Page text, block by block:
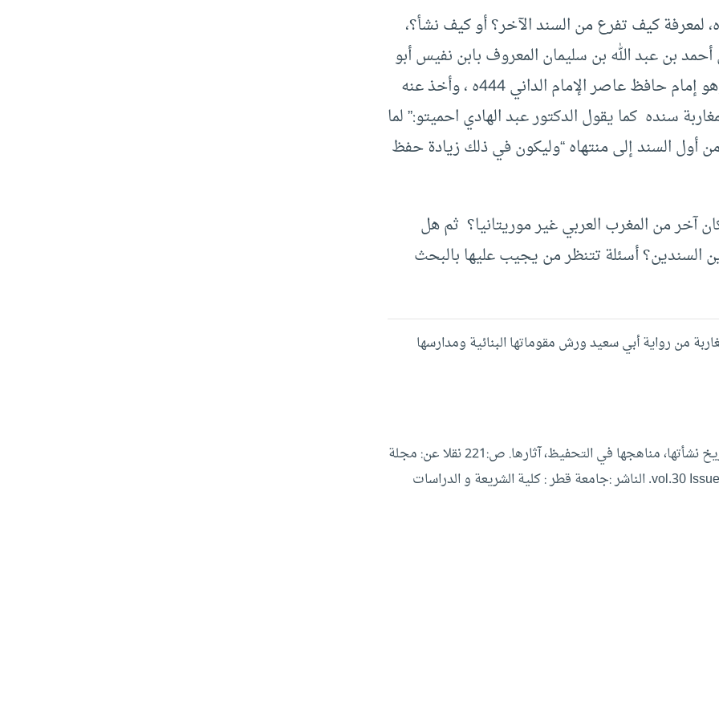
لمعرفة كيف تفرع من السند الآخر؟ أو كيف نشأ؟،
بن عبد الله بن سليمان المعروف بابن نفيس أبو
العباس الطرابلسي الأصل ثم المصري ت 453 هـ ، وهو إمام حافظ عاصر الإمام الداني 444ه ، وأخذ عنه
سنده كما يقول الدكتور عبد الهادي احميتو:” لما
من أول السند إلى منتهاه “وليكون في ذلك زيادة حفظ
آخر من المغرب العربي غير موريتانيا؟ ثم هل
السندين؟ أسئلة تتنظر من يجيب عليها بالبحث
من رواية أبي سعيد ورش مقوماتها البنائية ومدارسها
[3] – المجالس القرآنية في دمشق الشام: أهميتها وفضلها، تاريخ نشأتها، مناهجها في التحفيظ، آثارها. ص:221 نقلا عن: مجلة
كلية الشريعة و الدراسات الإسلامية 2012 vol.30 Issue 30, pp.215-263. الناشر :جامعة قطر : كلية الشريعة و الدراسات